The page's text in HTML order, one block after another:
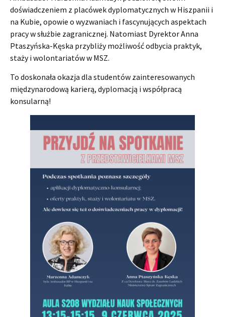
doświadczeniem z placówek dyplomatycznych w Hiszpanii i
na Kubie, opowie o wyzwaniach i fascynujących aspektach
pracy w służbie zagranicznej. Natomiast Dyrektor Anna
Ptaszyńska-Kęska przybliży możliwość odbycia praktyk,
staży i wolontariatów w MSZ.
To doskonała okazja dla studentów zainteresowanych
międzynarodową karierą, dyplomacją i współpracą
konsularną!